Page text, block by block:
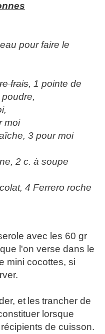
pour faire le
frais, 1 pointe de
moi
3 pour moi
2 c. à soupe
4 Ferrero roche
avec les 60 gr
l'on verse dans le
mini cocottes, si
et les trancher de
lorsque
de cuisson.